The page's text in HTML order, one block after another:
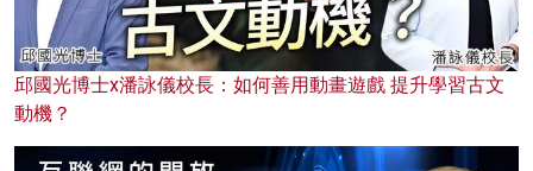
邱國光博士x潘詠儀校長：如何善用動畫遊戲 提升學習古文
動機？